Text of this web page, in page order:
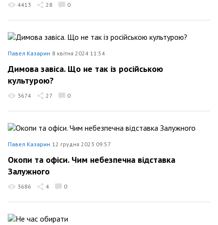
4413 28 0
Павел Казарин 8 квітня 2024 11:54
Димова завіса. Що не так із російською
культурою?
3674 27 0
Павел Казарин 12 грудня 2023 09:57
Окопи та офіси. Чим небезпечна відставка
Залужного
3686 4 0